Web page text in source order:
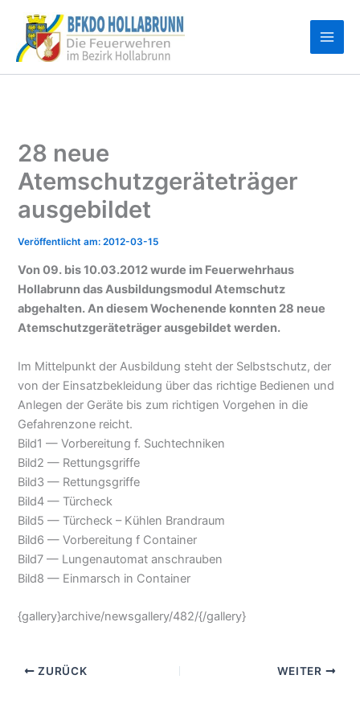
Inhalt
springen
28 neue
Atemschutzgeräteträger
ausgebildet
2012-03-15
Von 09. bis 10.03.2012 wurde im Feuerwehrhaus
Hollabrunn das Ausbildungsmodul Atemschutz
abgehalten. An diesem Wochenende konnten 28 neue
Atemschutzgeräteträger ausgebildet werden.
Im Mittelpunkt der Ausbildung steht der Selbstschutz, der
von der Einsatzbekleidung über das richtige Bedienen und
Anlegen der Geräte bis zum richtigen Vorgehen in die
Gefahrenzone reicht.
Bild1 — Vorbereitung f. Suchtechniken
Bild2 — Rettungsgriffe
Bild3 — Rettungsgriffe
Bild4 — Türcheck
Bild5 — Türcheck – Kühlen Brandraum
Bild6 — Vorbereitung f Container
Bild7 — Lungenautomat anschrauben
Bild8 — Einmarsch in Container
{gallery}archive/newsgallery/482/{/gallery}
ZURÜCK WEITER